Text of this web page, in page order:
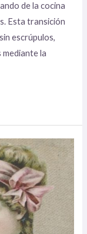
de la cocina
Esta transición
escrúpulos,
mediante la